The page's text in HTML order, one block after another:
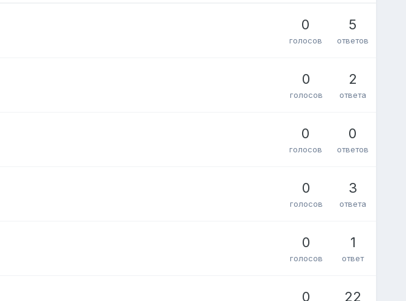
0
голосов
5
ответов
0
голосов
2
ответа
0
голосов
0
ответов
0
голосов
3
ответа
0
голосов
1
ответ
0 22